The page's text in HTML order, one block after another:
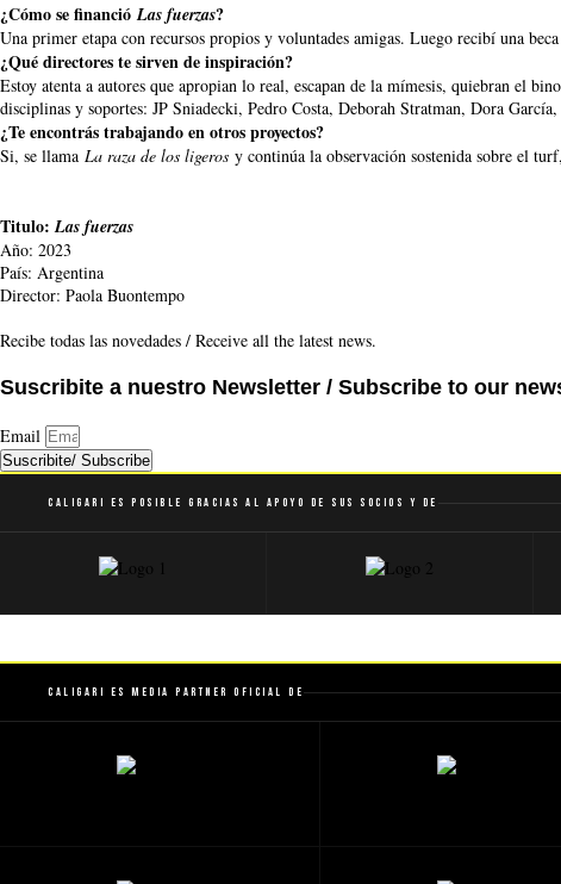
¿Cómo se financióLas fuerzas?
Una primer etapa con recursos propios y voluntades amigas. Luego recibí una
¿Qué directores te sirven de inspiración?
Estoy atenta a autores que apropian lo real, escapan de la mímesis, quiebran el
disciplinas y soportes: JP Sniadecki, Pedro Costa, Deborah Stratman, Dora
¿Te encontrás trabajando en otros proyectos?
Si, se llama La raza de los ligeros y continúa la observación sostenida sobre el
Titulo:Las fuerzas
Año: 2023
País: Argentina
Director: Paola Buontempo
Recibe todas las novedades / Receive all the latest news.
Suscribite a nuestro Newsletter / Subscribe to our
Email
Suscribite/ Subscribe
Caligari es posible gracias al apoyo de sus socios y de
Caligari es Media Partner Oficial de